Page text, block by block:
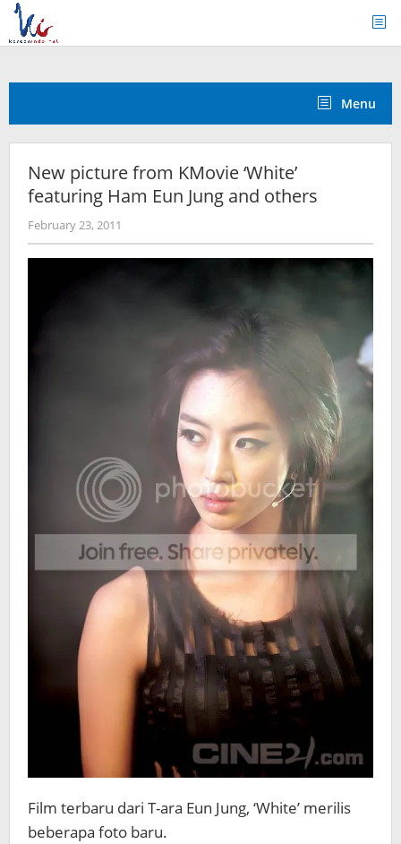
Skip
content
Menu
New picture from KMovie ‘White’
featuring Ham Eun Jung and others
February 23, 2011
Koreanindo
Film terbaru dari T-ara Eun Jung, ‘White’ merilis
beberapa foto baru.